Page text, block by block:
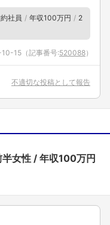
社員 年収100万円
2
10-15 （記事番号:520088）
不適切な投稿として報告
女性
年収100万円